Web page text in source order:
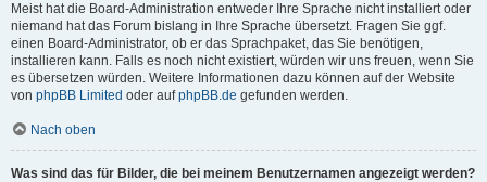
Meist hat die Board-Administration entweder Ihre Sprache nicht installiert oder
niemand hat das Forum bislang in Ihre Sprache übersetzt. Fragen Sie ggf.
einen Board-Administrator, ob er das Sprachpaket, das Sie benötigen,
installieren kann. Falls es noch nicht existiert, würden wir uns freuen, wenn Sie
es übersetzen würden. Weitere Informationen dazu können auf der Website
von phpBB Limited oder aufphpBB.de gefunden werden.
Nach oben
Was sind das für Bilder, die bei meinem Benutzernamen angezeigt werden?